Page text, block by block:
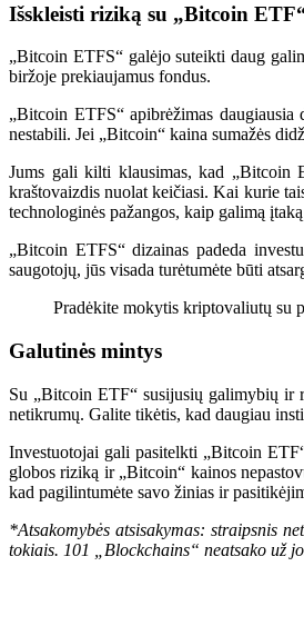
Išskleisti riziką su „Bitcoin
„Bitcoin ETFS“ galėjo suteikti daug
biržoje prekiaujamus fondus.
„Bitcoin ETFS“ apibrėžimas
nestabili. Jei „Bitcoin“ kaina sumažės
Jums gali kilti klausimas, kad „Bitcoin
kraštovaizdis nuolat keičiasi. Kai kurie
technologinės pažangos, kaip galimą
„Bitcoin ETFS“ dizainas padeda
saugotojų, jūs visada turėtumėte būti
Pradėkite mokytis kriptovaliutų su
Galutinės mintys
Su „Bitcoin ETF“ susijusių galimybių ir
netikrumų. Galite tikėtis, kad daugiau
Investuotojai gali pasitelkti „Bitcoin
globos riziką ir „Bitcoin“ kainos
kad pagilintumėte savo žinias ir
*Atsakomybės atsisakymas: straipsnis
tokiais. 101 „Blockchains“ neatsako už